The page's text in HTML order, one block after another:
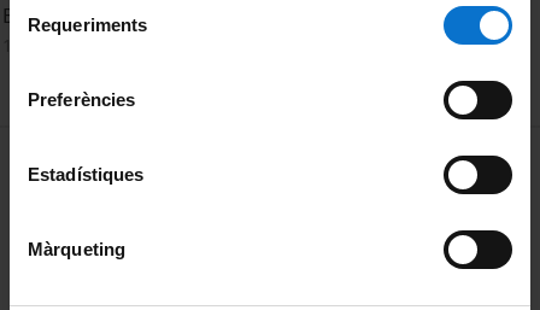
consultar laPolítica de galetes del lloc web de la
de Requeriments
Preferències
Estadístiques
Màrqueting
Biodegradable plastics use in agriculture, pros and cons
MENÚ PEU 1
Política de Cookies
Privacidad y términos